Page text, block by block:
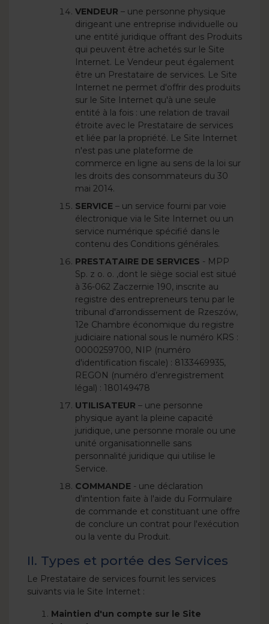
VENDEUR – une personne physique
dirigeant une entreprise individuelle ou
une entité juridique offrant des Produits
qui peuvent être achetés sur le Site
Internet. Le Vendeur peut également
être un Prestataire de services. Le Site
Internet ne permet d'offrir des produits
sur le Site Internet qu'à une seule
entité à la fois : une relation de travail
étroite avec le Prestataire de services
et liée par la propriété. Le Site Internet
n'est pas une plateforme de
commerce en ligne au sens de la loi sur
les droits des consommateurs du 30
mai 2014.
SERVICE – un service fourni par voie
électronique via le Site Internet ou un
service numérique spécifié dans le
contenu des Conditions générales.
PRESTATAIRE DE SERVICES - MPP
Sp. z o. o. ,dont le siège social est situé
à 36-062 Zaczernie 190, inscrite au
registre des entrepreneurs tenu par le
tribunal d'arrondissement de Rzeszów,
12e Chambre économique du registre
judiciaire national sous le numéro KRS :
0000259700, NIP (numéro
d'identification fiscale) : 8133469935,
REGON (numéro d’enregistrement
légal) : 180149478
UTILISATEUR – une personne
physique ayant la pleine capacité
juridique, une personne morale ou une
unité organisationnelle sans
personnalité juridique qui utilise le
Service.
COMMANDE - une déclaration
d'intention faite à l'aide du Formulaire
de commande et constituant une offre
de conclure un contrat pour l'exécution
ou la vente du Produit.
II. Types et portée des Services
Le Prestataire de services fournit les services
suivants via le Site Internet :
Maintien d'un compte sur le Site